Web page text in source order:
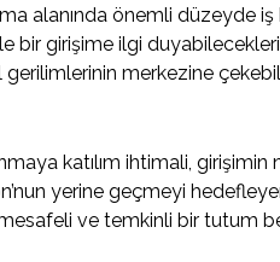
alanında önemli düzeyde
bir girişime ilgi
merkezine
katılım ihtimali, girişimin
yerine geçmeyi
ve temkinli bir tutum